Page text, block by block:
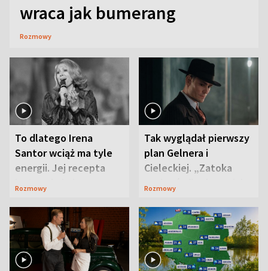
wraca jak bumerang
Rozmowy
To dlatego Irena
Santor wciąż ma tyle
energii. Jej recepta
jest zaskakująco
Rozmowy
Tak wyglądał pierwszy
plan Gelnera i
Cieleckiej. „Zatoka
szpiegów” od razu ich
Rozmowy